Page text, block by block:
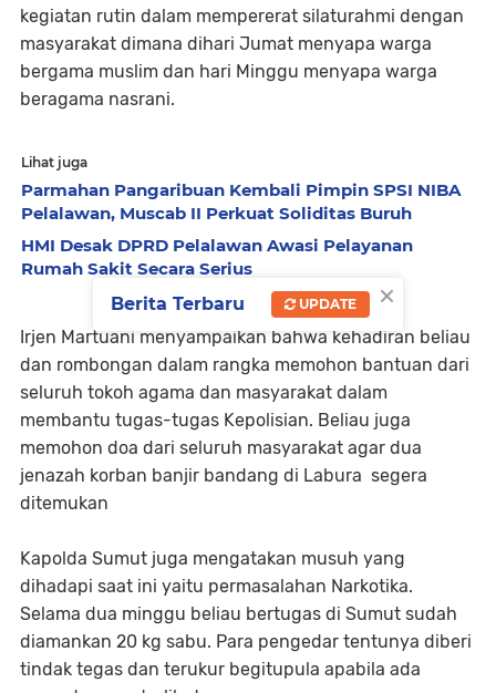
kegiatan rutin dalam mempererat silaturahmi dengan
masyarakat dimana dihari Jumat menyapa warga
bergama muslim dan hari Minggu menyapa warga
beragama nasrani.
Lihat juga
Parmahan Pangaribuan Kembali Pimpin SPSI NIBA
Pelalawan, Muscab II Perkuat Soliditas Buruh
HMI Desak DPRD Pelalawan Awasi Pelayanan
Rumah Sakit Secara Serius
Irjen Martuani menyampaikan bahwa kehadiran beliau
dan rombongan dalam rangka memohon bantuan dari
seluruh tokoh agama dan masyarakat dalam
membantu tugas-tugas Kepolisian. Beliau juga
memohon doa dari seluruh masyarakat agar dua
jenazah korban banjir bandang di Labura segera
ditemukan
Kapolda Sumut juga mengatakan musuh yang
dihadapi saat ini yaitu permasalahan Narkotika.
Selama dua minggu beliau bertugas di Sumut sudah
diamankan 20 kg sabu. Para pengedar tentunya diberi
tindak tegas dan terukur begitupula apabila ada
×
Berita Terbaru UPDATE